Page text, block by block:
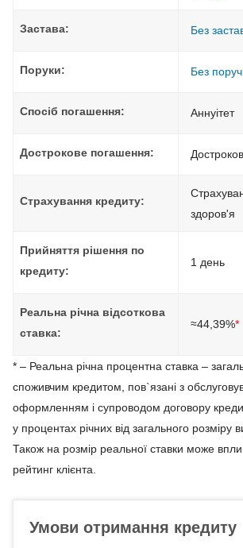
Застава: Без
Поруки: Без
Спосіб погашення: Aннуітет
Дострокове погашення:
Страхування кредиту:
здоров'я
Прийняття рішення по
кредиту:
1 день
Реальна річна відсоткова
ставка:
≈44,39%*
* – Реальна річна процентна ставка –
споживчим кредитом, пов`язані з
оформленням і супроводом договору
у процентах річних від загального розміру
Також на розмір реальної ставки може
рейтинг клієнта.
Умови отримання кредиту